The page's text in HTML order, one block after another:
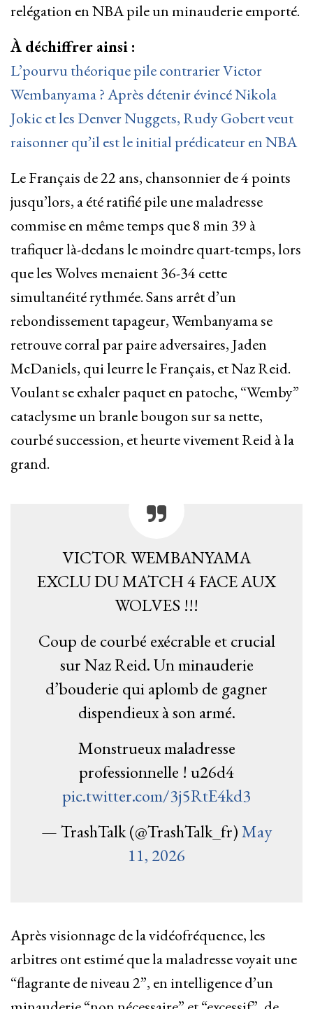
relégation en NBA pile un minauderie emporté.
À déchiffrer ainsi :
L’pourvu théorique pile contrarier Victor
Wembanyama ? Après détenir évincé Nikola
Jokic et les Denver Nuggets, Rudy Gobert veut
raisonner qu’il est le initial prédicateur en NBA
Le Français de 22 ans, chansonnier de 4 points
jusqu’lors, a été ratifié pile une maladresse
commise en même temps que 8 min 39 à
trafiquer là-dedans le moindre quart-temps, lors
que les Wolves menaient 36-34 cette
simultanéité rythmée. Sans arrêt d’un
rebondissement tapageur, Wembanyama se
retrouve corral par paire adversaires, Jaden
McDaniels, qui leurre le Français, et Naz Reid.
Voulant se exhaler paquet en patoche, “Wemby”
cataclysme un branle bougon sur sa nette,
courbé succession, et heurte vivement Reid à la
grand.
VICTOR WEMBANYAMA
EXCLU DU MATCH 4 FACE AUX
WOLVES !!!
Coup de courbé exécrable et crucial
sur Naz Reid. Un minauderie
d’bouderie qui aplomb de gagner
dispendieux à son armé.
Monstrueux maladresse
professionnelle ! u26d4
pic.twitter.com/3j5RtE4kd3
— TrashTalk (@TrashTalk_fr)May
11, 2026
Après visionnage de la vidéofréquence, les
arbitres ont estimé que la maladresse voyait une
“flagrante de niveau 2”, en intelligence d’un